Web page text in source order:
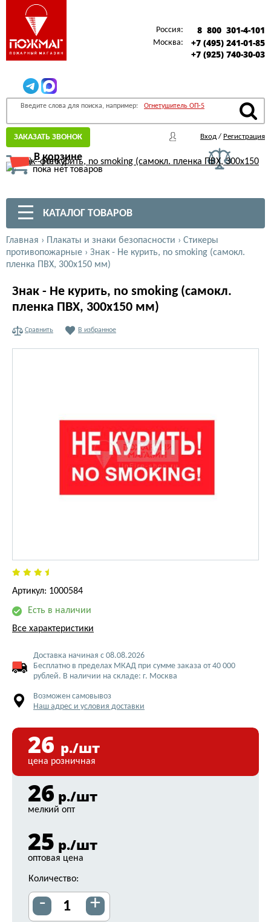
Россия: 8 800 301-4-101
Москва:
+7 (495) 241-01-85
+7 (925) 740-30-03
Введите слова для поиска, например: Огнетушитель ОП-5
ЗАКАЗАТЬ ЗВОНОК Вход / Регистрация
В корзине
пока нет товаров
КАТАЛОГ ТОВАРОВ
Главная › Плакаты и знаки безопасности › Стикеры
противопожарные › Знак - Не курить, no smoking (самокл.
пленка ПВХ, 300х150 мм)
Знак - Не курить, no smoking (самокл.
пленка ПВХ, 300х150 мм)
Сравнить В избранное
Артикул: 1000584
Есть в наличии
Все характеристики
Доставка начиная с 08.08.2026
Бесплатно в пределах МКАД при сумме заказа от 40 000
рублей. В наличии на складе: г. Москва
Возможен самовывоз
Наш адрес и условия доставки
26 р./шт
цена розничная
26 р./шт
мелкий опт
25 р./шт
оптовая цена
Количество:
- +